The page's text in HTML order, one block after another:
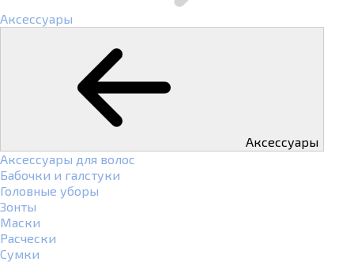
Аксессуары
Аксессуары
Аксессуары для волос
Бабочки и галстуки
Головные уборы
Зонты
Маски
Расчески
Сумки